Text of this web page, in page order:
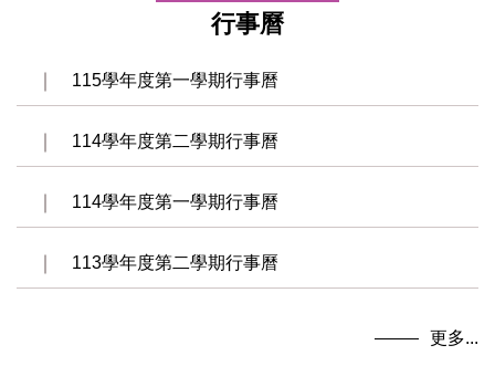
行事曆
115學年度第一學期行事曆
114學年度第二學期行事曆
114學年度第一學期行事曆
113學年度第二學期行事曆
更多...